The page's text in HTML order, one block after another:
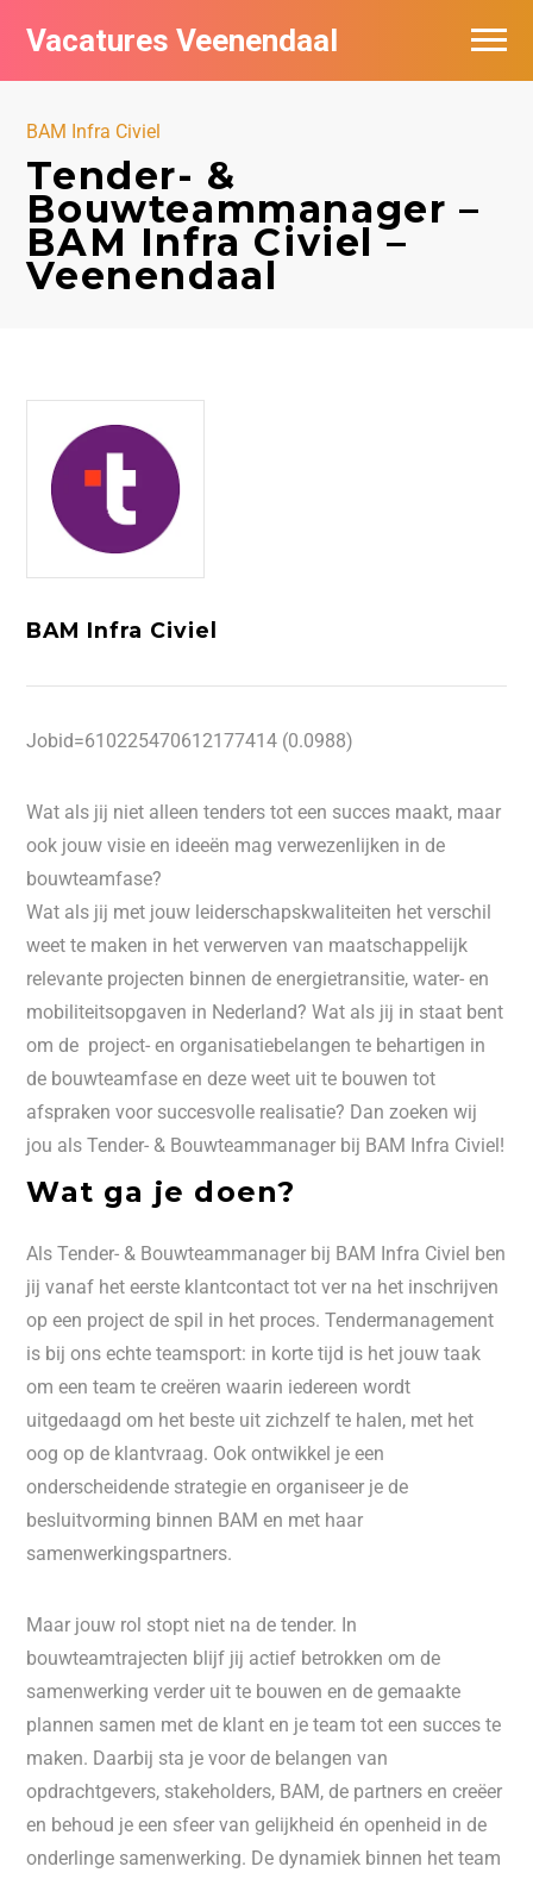
Vacatures Veenendaal
BAM Infra Civiel
Tender- &
Bouwteammanager –
BAM Infra Civiel –
Veenendaal
BAM Infra Civiel
Jobid=610225470612177414 (0.0988)
Wat als jij niet alleen tenders tot een succes maakt, maar
ook jouw visie en ideeën mag verwezenlijken in de
bouwteamfase?
Wat als jij met jouw leiderschapskwaliteiten het verschil
weet te maken in het verwerven van maatschappelijk
relevante projecten binnen de energietransitie, water- en
mobiliteitsopgaven in Nederland? Wat als jij in staat bent
om de project- en organisatiebelangen te behartigen in
de bouwteamfase en deze weet uit te bouwen tot
afspraken voor succesvolle realisatie? Dan zoeken wij
jou als Tender- & Bouwteammanager bij BAM Infra Civiel!
Wat ga je doen?
Als Tender- & Bouwteammanager bij BAM Infra Civiel ben
jij vanaf het eerste klantcontact tot ver na het inschrijven
op een project de spil in het proces. Tendermanagement
is bij ons echte teamsport: in korte tijd is het jouw taak
om een team te creëren waarin iedereen wordt
uitgedaagd om het beste uit zichzelf te halen, met het
oog op de klantvraag. Ook ontwikkel je een
onderscheidende strategie en organiseer je de
besluitvorming binnen BAM en met haar
samenwerkingspartners.
Maar jouw rol stopt niet na de tender. In
bouwteamtrajecten blijf jij actief betrokken om de
samenwerking verder uit te bouwen en de gemaakte
plannen samen met de klant en je team tot een succes te
maken. Daarbij sta je voor de belangen van
opdrachtgevers, stakeholders, BAM, de partners en creëer
en behoud je een sfeer van gelijkheid én openheid in de
onderlinge samenwerking. De dynamiek binnen het team
Vacatures per bedrijf in Veendaal